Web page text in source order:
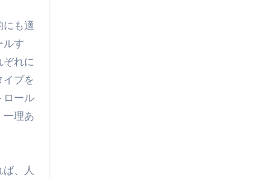
にも適
ルす
れに
プを
ロール
一理あ
、人